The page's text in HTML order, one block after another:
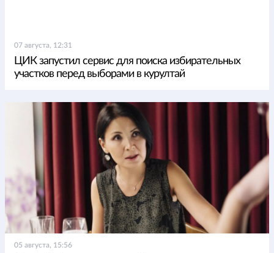
07 августа, 12:31
ЦИК запустил сервис для поиска избирательных
участков перед выборами в курултай
05 августа, 15:56